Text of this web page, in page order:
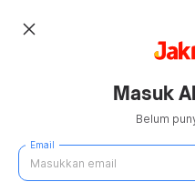
close
Masuk
Belum
Email